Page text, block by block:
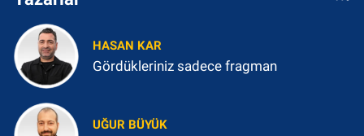
HASAN KAR
Gördükleriniz sadece fragman
UĞUR BÜYÜK